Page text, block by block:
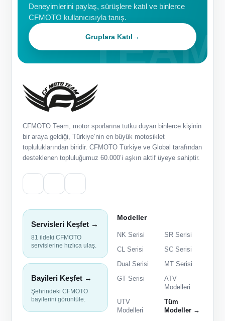
Deneyimlerini paylaş, sürüşlere katıl ve binlerce
CFMOTO kullanıcısıyla tanış.
Gruplara Katıl→
CFMOTO Team, motor sporlarına tutku duyan binlerce kişinin
bir araya geldiği, Türkiye’nin en büyük motosiklet
topluluklarından biridir. CFMOTO Türkiye ve Global tarafından
desteklenen topluluğumuz 60.000’i aşkın aktif üyeye sahiptir.
Servisleri Keşfet →
81 ildeki CFMOTO
servislerine hızlıca ulaş.
Bayileri Keşfet →
Şehrindeki CFMOTO
bayilerini görüntüle.
Modeller
NK Serisi
SR Serisi
CL Serisi
SC Serisi
Dual Serisi
MT Serisi
GT Serisi
ATV
Modelleri
UTV
Modelleri
Tüm
Modeller →